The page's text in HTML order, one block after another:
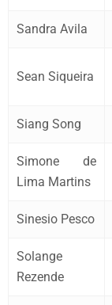
Sandra Avila
Sean Siqueira
Siang Song
Simone de
Lima Martins
Sinesio Pesco
Solange
Rezende